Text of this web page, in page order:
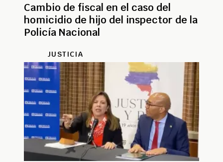
Cambio de fiscal en el caso del
homicidio de hijo del inspector de la
Policía Nacional
JUSTICIA